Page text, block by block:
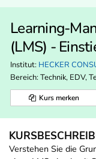
Learning-
(LMS) -
Institut: HECKER
Bereich: Technik, EDV,
Kurs merken
Verstehen Sie die